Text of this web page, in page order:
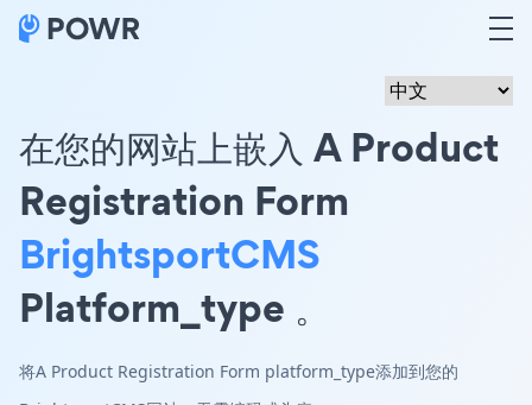
在您的网站上嵌入 A Product
Registration Form
BrightsportCMS
Platform_type 。
将A Product Registration Form platform_type添加到您的